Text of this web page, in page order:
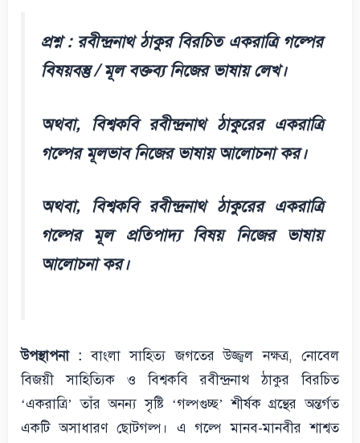
প্রশ্ন : রবীন্দ্রনাথ ঠাকুর বিরচিত একরাত্রি গল্পের
বিষয়বস্তু / মূল বক্তব্য নিজের ভাষায় লেখ।
অথবা, বিশ্বকবি রবীন্দ্রনাথ ঠাকুরের একরাত্রি
গল্পের মূলভাব নিজের ভাষায় আলোচনা কর।
অথবা, বিশ্বকবি রবীন্দ্রনাথ ঠাকুরের একরাত্রি
গল্পের মূল প্রতিপাদ্য বিষয় নিজের ভাষায়
আলোচনা কর।
উপস্থাপনা : বাংলা সাহিত্য জগতের উজ্জ্বল নক্ষত্র, নোবেল
বিজয়ী সাহিত্যিক ও বিশ্বকবি রবীন্দ্রনাথ ঠাকুর বিরচিত
‘একরাত্রি’ তাঁর অনন্য সৃষ্টি ‘গল্পগুচ্ছ’ শীর্ষক গ্রন্থের অন্তর্গত
একটি অসাধারণ ছোটগল্প। এ গল্পে মানব-মানবীর শাশ্বত